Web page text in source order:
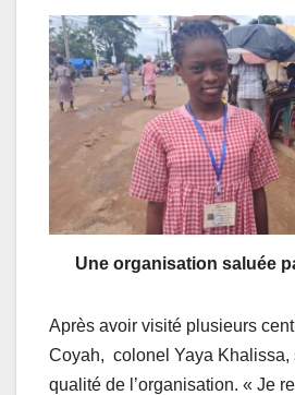
Une organisation saluée
Après avoir visité plusieurs
Coyah, colonel Yaya Khalissa,
qualité de l’organisation. « Je